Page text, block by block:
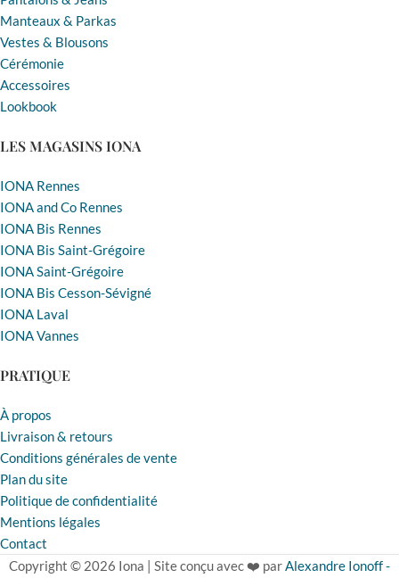
Manteaux & Parkas
Vestes & Blousons
Cérémonie
Accessoires
Lookbook
LES MAGASINS IONA
IONA Rennes
IONA and Co Rennes
IONA Bis Rennes
IONA Bis Saint-Grégoire
IONA Saint-Grégoire
IONA Bis Cesson-Sévigné
IONA Laval
IONA Vannes
PRATIQUE
À propos
Livraison & retours
Conditions générales de vente
Plan du site
Politique de confidentialité
Mentions légales
Contact
Copyright © 2026 Iona | Site conçu avec ❤️ parAlexandre Ionoff -